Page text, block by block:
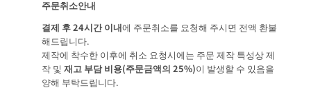
주문취소안내
결제 후 24시간 이내에 주문취소를 요청해 주시면 전액 환불
해드립니다.
제작에 착수한 이후에 취소 요청시에는 주문 제작 특성상 제
작 및 재고 부담 비용(주문금액의 25%)이 발생할 수 있음을
양해 부탁드립니다.